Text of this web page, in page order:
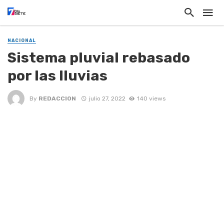
NACIONAL
Sistema pluvial rebasado
por las lluvias
By REDACCION julio 27, 2022 140 views